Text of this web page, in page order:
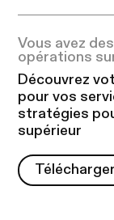
Vous avez
opérations
Découvrez
pour vos
stratégies
supérieur